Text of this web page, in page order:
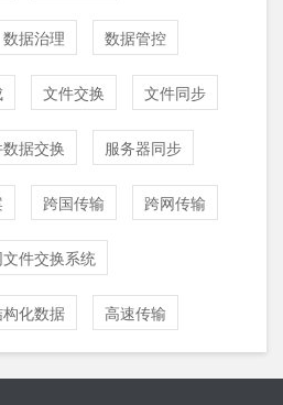
数据治理 数据管控
文件交换 文件同步
据交换 服务器同步
跨国传输 跨网传输
文件交换系统
化数据 高速传输